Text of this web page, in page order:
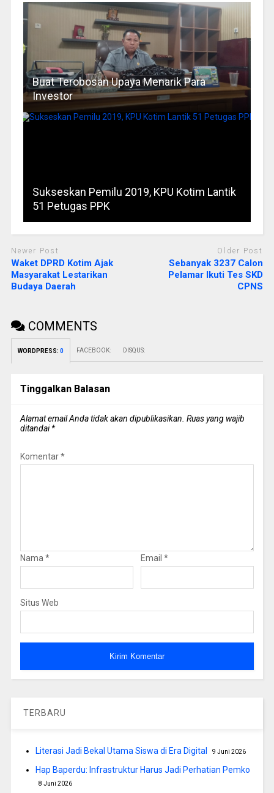
Buat Terobosan Upaya Menarik Para
Investor
Sukseskan Pemilu 2019, KPU Kotim Lantik
51 Petugas PPK
Newer Post
Waket DPRD Kotim Ajak
Masyarakat Lestarikan
Budaya Daerah
Older Post
Sebanyak 3237 Calon
Pelamar Ikuti Tes SKD
CPNS
COMMENTS
WORDPRESS: 0 FACEBOOK: DISQUS:
Tinggalkan Balasan
Alamat email Anda tidak akan dipublikasikan. Ruas yang wajib
ditandai*
Komentar*
Nama * Email *
Situs Web
TERBARU
Literasi Jadi Bekal Utama Siswa di Era Digital 9 Juni 2026
Hap Baperdu: Infrastruktur Harus Jadi Perhatian Pemko
8 Juni 2026